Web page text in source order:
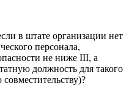
в штате организации нет
персонала,
не ниже III, а
должность для такого